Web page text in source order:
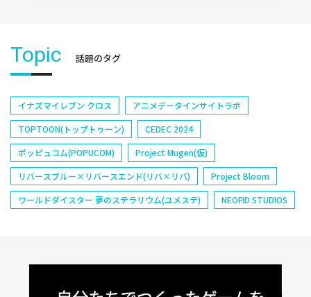
Topic 話題のタグ
イナズマイレブン クロス
アニメデータインサイトラボ
TOPTOON(トップトゥーン)
CEDEC 2024
ポッピュコム(POPUCOM)
Project Mugen(仮)
リバースブルー×リバースエンド(リバ×リバ)
Project Bloom
ワールドダイスター 夢のステラリウム(ユメステ)
NEOFID STUDIOS